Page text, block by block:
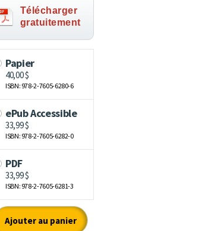
Télécharger
gratuitement